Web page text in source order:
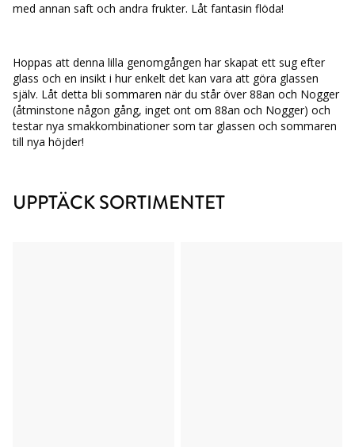
med annan saft och andra frukter. Låt fantasin flöda!
Hoppas att denna lilla genomgången har skapat ett sug efter
glass och en insikt i hur enkelt det kan vara att göra glassen
själv. Låt detta bli sommaren när du står över 88an och Nogger
(åtminstone någon gång, inget ont om 88an och Nogger) och
testar nya smakkombinationer som tar glassen och sommaren
till nya höjder!
UPPTÄCK SORTIMENTET